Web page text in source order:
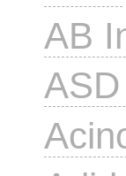
AB
ASD